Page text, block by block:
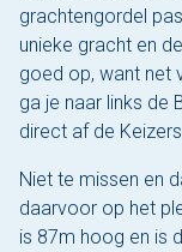
grachtengordel
unieke gracht en
goed op, want net
ga je naar links de
direct af de
Niet te missen en
daarvoor op het
is 87m hoog en is